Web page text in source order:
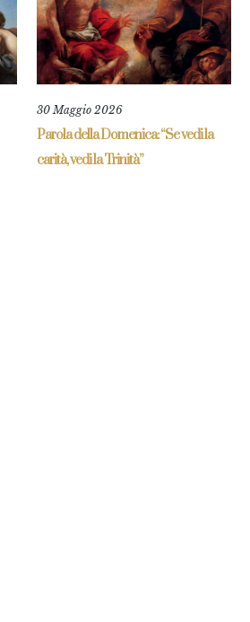
30 Maggio 2026
Parola della Domenica: “Se vedi la
carità, vedi la Trinità”